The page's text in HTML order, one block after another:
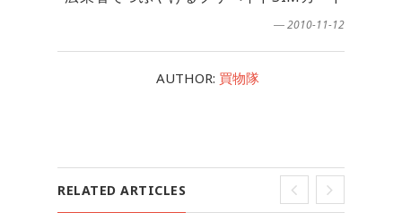
― 2010-11-12
AUTHOR: 買物隊
RELATED ARTICLES